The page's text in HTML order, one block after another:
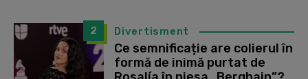
2 Divertisment
Ce semnificație are colierul în
formă de inimă purtat de